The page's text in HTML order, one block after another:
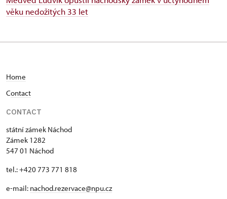
věku nedožitých 33 let
Home
Contact
CONTACT
státní zámek Náchod
Zámek 1282
547 01 Náchod
tel.: +420 773 771 818
e-mail: nachod.rezervace@npu.cz